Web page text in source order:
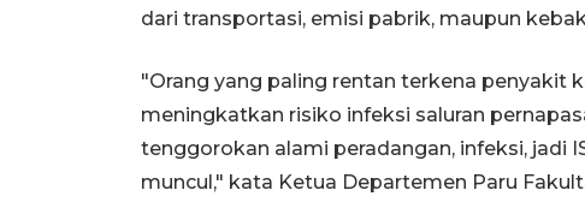
dari transportasi, emisi pabrik, maupun
"Orang yang paling rentan terkena penyakit
meningkatkan risiko infeksi saluran
tenggorokan alami peradangan, infeksi, jadi
muncul," kata Ketua Departemen Paru